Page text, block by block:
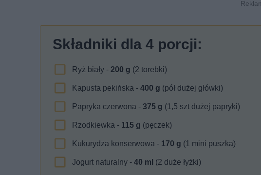
Składniki dla 4 porcji:
Ryż biały - 200 g (2 torebki)
Kapusta pekińska - 400 g (pół dużej główki)
Papryka czerwona - 375 g (1,5 szt dużej papryki)
Rzodkiewka - 115 g (pęczek)
Kukurydza konserwowa - 170 g (1 mini puszka)
Jogurt naturalny - 40 ml (2 duże łyżki)